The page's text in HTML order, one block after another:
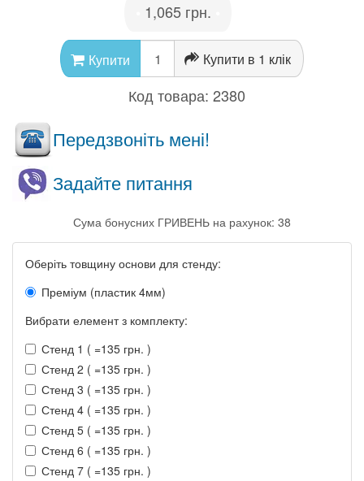
1,065 грн.
Купити Купити в 1 клік
Код товара: 2380
Передзвоніть мені!
Задайте питання
Сума бонусних ГРИВЕНЬ на рахунок: 38
Оберіть товщину основи для стенду:
Преміум (пластик 4мм)
Вибрати елемент з комплекту:
Стенд 1 ( =135 грн. )
Стенд 2 ( =135 грн. )
Стенд 3 ( =135 грн. )
Стенд 4 ( =135 грн. )
Стенд 5 ( =135 грн. )
Стенд 6 ( =135 грн. )
Стенд 7 ( =135 грн. )